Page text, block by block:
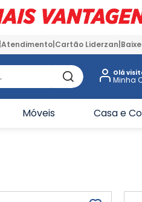
Atendimento Cartão Liderzan
Olá
Móveis Casa e